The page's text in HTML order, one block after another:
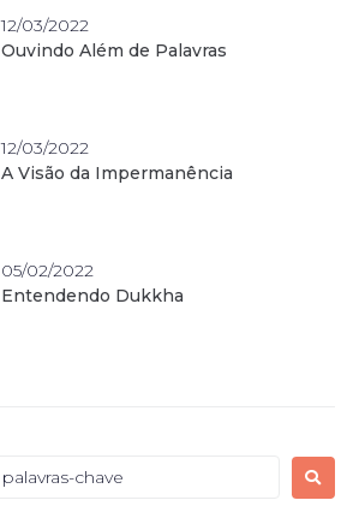
12/03/2022
Ouvindo Além de Palavras
12/03/2022
A Visão da Impermanência
05/02/2022
Entendendo Dukkha